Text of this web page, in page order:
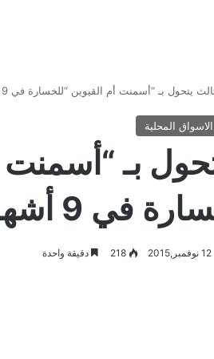
يتحول بـ “أسمنت أم القيوين “للخسارة في 9 أشهر
الاسواق المحلية
بـ
في 9 أشهر
12 نوفمبر,2015 218 دقيقة واحدة